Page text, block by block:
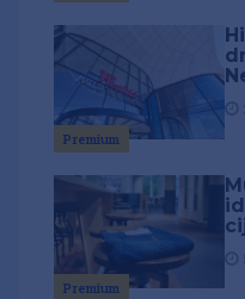
Premium
Premium